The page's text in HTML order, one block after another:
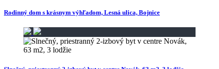
Rodinný dom s krásnym výhľadom, Lesná ulica, Bojnice